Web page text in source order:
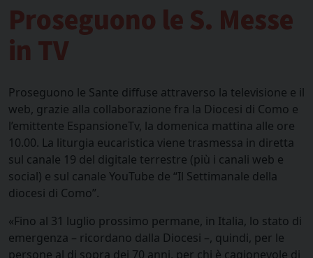
Proseguono le S. Messe
in TV
Proseguono le Sante diffuse attraverso la televisione e il
web, grazie alla collaborazione fra la Diocesi di Como e
l’emittente EspansioneTv, la domenica mattina alle ore
10.00. La liturgia eucaristica viene trasmessa in diretta
sul canale 19 del digitale terrestre (più i canali web e
social) e sul canale YouTube de “Il Settimanale della
diocesi di Como”.
«Fino al 31 luglio prossimo permane, in Italia, lo stato di
emergenza – ricordano dalla Diocesi –, quindi, per le
persone al di sopra dei 70 anni, per chi è cagionevole di